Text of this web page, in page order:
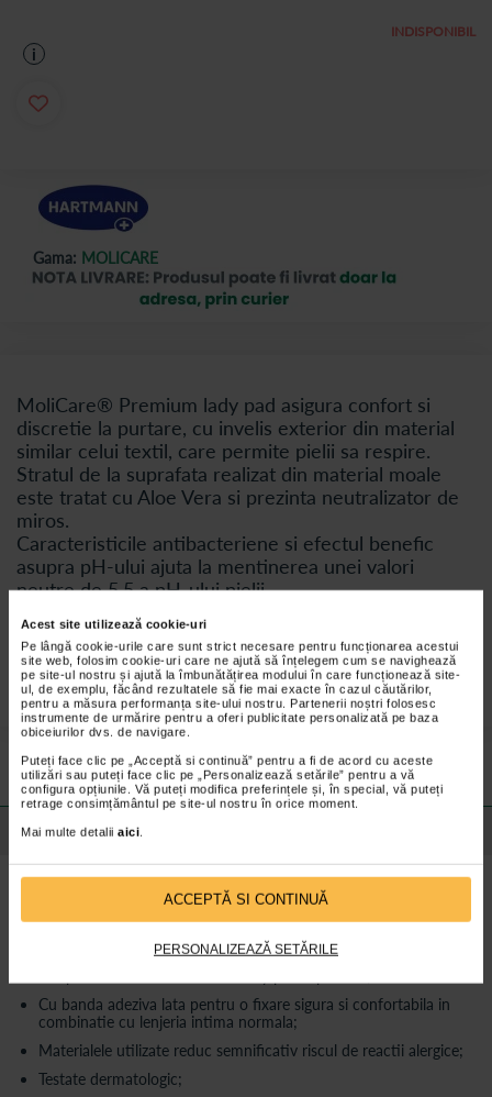
Acest site utilizează cookie-uri
Pe lângă cookie-urile care sunt strict necesare pentru funcționarea acestui
site web, folosim cookie-uri care ne ajută să înțelegem cum se navighează
pe site-ul nostru și ajută la îmbunătățirea modului în care funcționează site-
ul, de exemplu, făcând rezultatele să fie mai exacte în cazul căutărilor,
pentru a măsura performanța site-ului nostru. Partenerii noștri folosesc
instrumente de urmărire pentru a oferi publicitate personalizată pe baza
obiceiurilor dvs. de navigare.
Puteți face clic pe „Acceptă si continuă” pentru a fi de acord cu aceste
utilizări sau puteți face clic pe „Personalizează setările” pentru a vă
configura opțiunile. Vă puteți modifica preferințele și, în special, vă puteți
retrage consimțământul pe site-ul nostru în orice moment.
Mai multe detalii aici.
ACCEPTĂ SI CONTINUĂ
PERSONALIZEAZĂ SETĂRILE
Gama: MOLICARE
MoliCare® Premium lady pad asigura confort si
discretie la purtare, cu invelis exterior din material
similar celui textil, care permite pielii sa respire.
Stratul de la suprafata realizat din material moale
este tratat cu Aloe Vera si prezinta neutralizator de
miros.
Caracteristicile antibacteriene si efectul benefic
asupra pH-ului ajuta la mentinerea unei valori
neutre de 5,5 a pH-ului pielii.
Protectie completa datorita vitezei de absorbtie,
sistemului anti-scurgeri cu bariere elastice din
material moale si caracteristici ce asigura o uscare
rapida.
INDISPONIBIL
i
Preturile si promotiile afisate pe site in dreptul fiecarui produs sunt
valabile pentru comenzile efectuate online.
Beneficii HartMann MoliCare Premium lady pad 3
picaturi;
Prietenoase cu pielea datorita materialelor moi, blande cu pielea;
Cu banda adeziva lata pentru o fixare sigura si confortabila in
combinatie cu lenjeria intima normala;
Materialele utilizate reduc semnificativ riscul de reactii alergice;
Testate dermatologic;